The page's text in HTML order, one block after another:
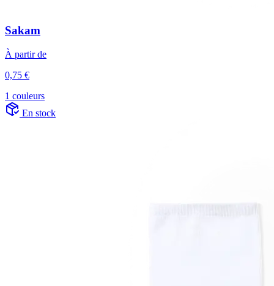
Sakam
À partir de
0,75 €
1 couleurs
En stock